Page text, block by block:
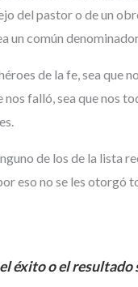
del pastor o de un
un común
de la fe, sea
falló, sea que nos
de los de la lista
eso no se les otorgó
éxito o el